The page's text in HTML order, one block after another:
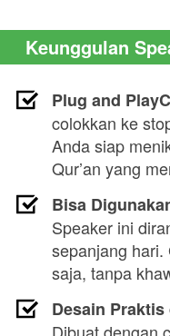
Keunggulan
Plug and
colokkan ke
Anda siap
Qur’an yang
Bisa
Speaker ini
sepanjang
saja, tanpa
Desain